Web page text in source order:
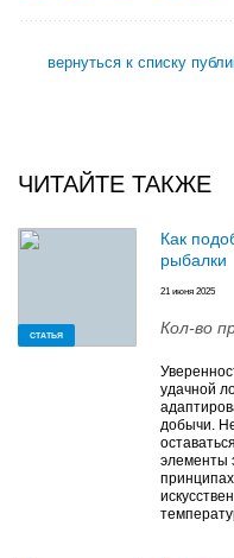
вернуться к списку
ЧИТАЙТЕ ТАКЖЕ
СТАТЬЯ
Как
рыбалки
21 июня 2025
Кол-во
удачной
добычи.
элементы